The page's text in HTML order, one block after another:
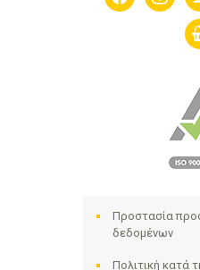
Προστασία
δεδομένων
Πολιτική κατά